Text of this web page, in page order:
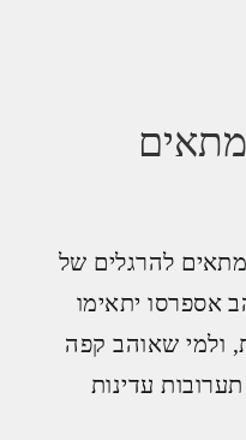
להרגלים של
יתאימו
שאוהב קפה
עדינות